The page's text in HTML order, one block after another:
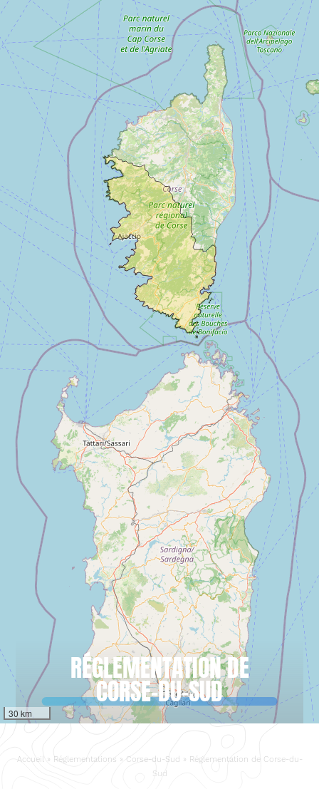
RÉGLEMENTATION DE
CORSE-DU-SUD
30 km
Accueil » Réglementations » Corse-du-Sud » Réglementation de Corse-du-
Sud